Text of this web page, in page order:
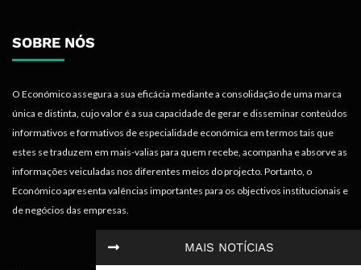
MAIS NOTÍCIAS
SOBRE NÓS
O Económico assegura a sua eficácia mediante a consolidação de uma marca
única e distinta, cujo valor é a sua capacidade de gerar e disseminar conteúdos
informativos e formativos de especialidade económica em termos tais que
estes se traduzem em mais-valias para quem recebe, acompanha e absorve as
informações veiculadas nos diferentes meios do projecto. Portanto, o
Económico apresenta valências importantes para os objectivos institucionais e
de negócios das empresas.